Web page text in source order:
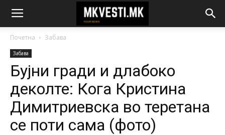
Почетна Забава
Забава
Бујни гради и длабоко
деколте: Кога Кристина
Димитриевска во теретана
се поти сама (фото)